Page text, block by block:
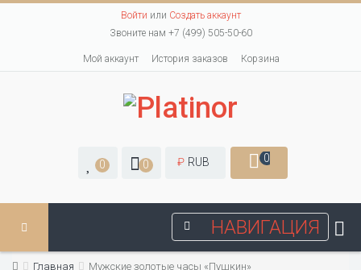
Войти или Создать аккаунт
Звоните нам +7 (499) 505-50-60
Мой аккаунт История заказов Корзина
0 0 ₽ RUB 0
НАВИГАЦИЯ
Главная Мужские золотые часы «Пушкин»